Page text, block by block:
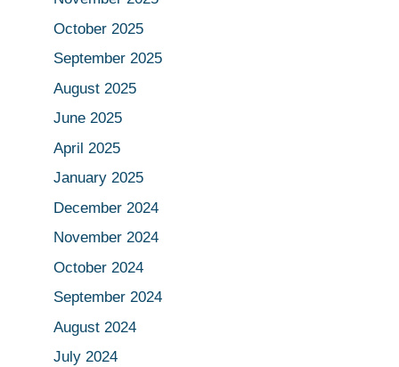
October 2025
September 2025
August 2025
June 2025
April 2025
January 2025
December 2024
November 2024
October 2024
September 2024
August 2024
July 2024